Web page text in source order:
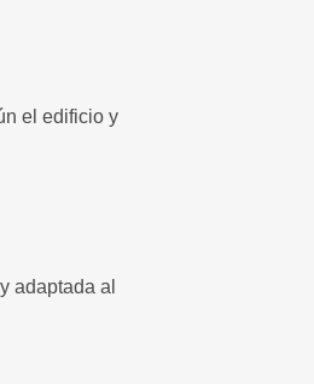
el edificio y
adaptada al